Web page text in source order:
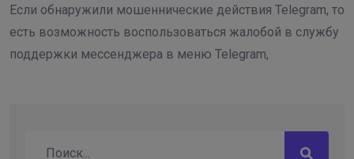
Если обнаружили мошеннические действия Telegram, то
есть возможность воспользоваться жалобой в службу
поддержки мессенджера в меню Telegram,